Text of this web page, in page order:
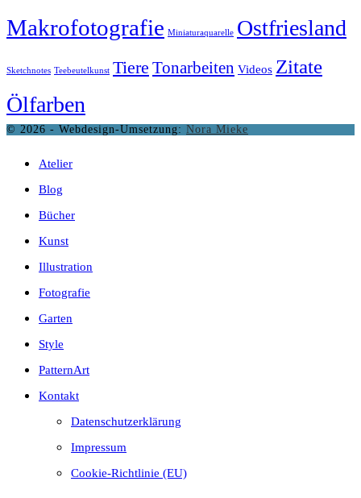
Makrofotografie Miniaturaquarelle Ostfriesland
Sketchnotes Teebeutelkunst Tiere Tonarbeiten Videos Zitate
Ölfarben
© 2026 - Webdesign-Umsetzung: Nora Mieke
Atelier
Blog
Bücher
Kunst
Illustration
Fotografie
Garten
Style
PatternArt
Kontakt
Datenschutzerklärung
Impressum
Cookie-Richtlinie (EU)